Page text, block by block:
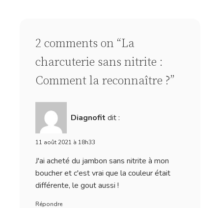
2 comments on “La
charcuterie sans nitrite :
Comment la reconnaître ?”
Diagnofit dit :
11 août 2021 à 18h33
J'ai acheté du jambon sans nitrite à mon
boucher et c'est vrai que la couleur était
différente, le gout aussi !
Répondre